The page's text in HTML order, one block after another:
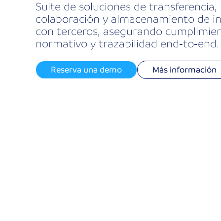
Suite de soluciones de transferencia,
colaboración y almacenamiento de
con terceros, asegurando
normativo y trazabilidad end‑to‑end.
Reserva una demo Más información